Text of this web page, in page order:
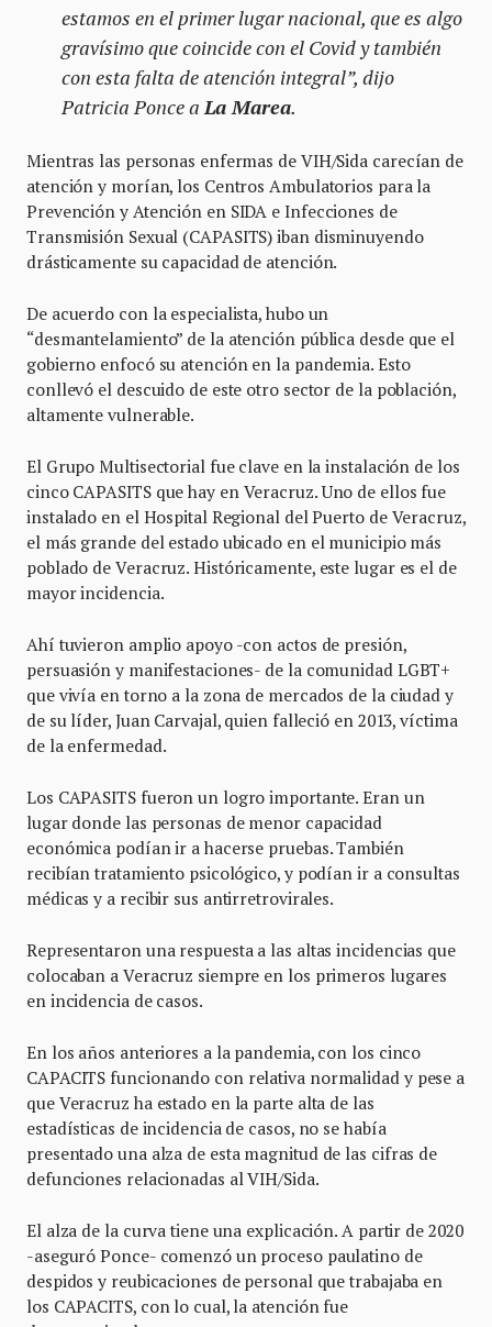
estamos en el primer lugar nacional, que es algo
gravísimo que coincide con el Covid y también
con esta falta de atención integral”, dijo
Patricia Ponce a La Marea.
Mientras las personas enfermas de VIH/Sida carecían de
atención y morían, los Centros Ambulatorios para la
Prevención y Atención en SIDA e Infecciones de
Transmisión Sexual (CAPASITS) iban disminuyendo
drásticamente su capacidad de atención.
De acuerdo con la especialista, hubo un
“desmantelamiento” de la atención pública desde que el
gobierno enfocó su atención en la pandemia. Esto
conllevó el descuido de este otro sector de la población,
altamente vulnerable.
El Grupo Multisectorial fue clave en la instalación de los
cinco CAPASITS que hay en Veracruz. Uno de ellos fue
instalado en el Hospital Regional del Puerto de Veracruz,
el más grande del estado ubicado en el municipio más
poblado de Veracruz. Históricamente, este lugar es el de
mayor incidencia.
Ahí tuvieron amplio apoyo -con actos de presión,
persuasión y manifestaciones- de la comunidad LGBT+
que vivía en torno a la zona de mercados de la ciudad y
de su líder, Juan Carvajal, quien falleció en 2013, víctima
de la enfermedad.
Los CAPASITS fueron un logro importante. Eran un
lugar donde las personas de menor capacidad
económica podían ir a hacerse pruebas. También
recibían tratamiento psicológico, y podían ir a consultas
médicas y a recibir sus antirretrovirales.
Representaron una respuesta a las altas incidencias que
colocaban a Veracruz siempre en los primeros lugares
en incidencia de casos.
En los años anteriores a la pandemia, con los cinco
CAPACITS funcionando con relativa normalidad y pese a
que Veracruz ha estado en la parte alta de las
estadísticas de incidencia de casos, no se había
presentado una alza de esta magnitud de las cifras de
defunciones relacionadas al VIH/Sida.
El alza de la curva tiene una explicación. A partir de 2020
-aseguró Ponce- comenzó un proceso paulatino de
despidos y reubicaciones de personal que trabajaba en
los CAPACITS, con lo cual, la atención fue